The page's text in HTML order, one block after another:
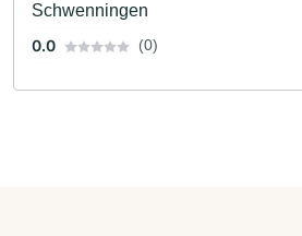
Schwenningen
0.0
(0)